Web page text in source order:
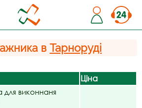
в Тарноруді
Ціна
виконнаня